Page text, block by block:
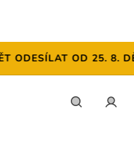
OD 25. 8.